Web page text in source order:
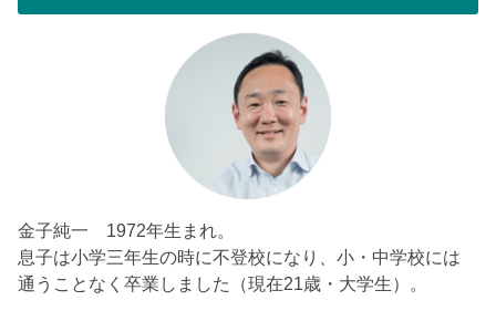
金子純一 1972年生まれ。
息子は小学三年生の時に不登校になり、小・中学校には
通うことなく卒業しました（現在21歳・大学生）。